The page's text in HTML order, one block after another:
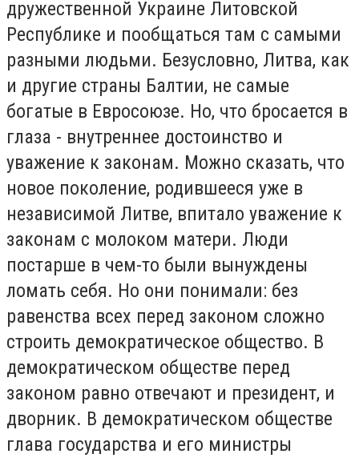
дружественной Украине Литовской
Республике и пообщаться там с самыми
разными людьми. Безусловно, Литва, как
и другие страны Балтии, не самые
богатые в Евросоюзе. Но, что бросается в
глаза - внутреннее достоинство и
уважение к законам. Можно сказать, что
новое поколение, родившееся уже в
независимой Литве, впитало уважение к
законам с молоком матери. Люди
постарше в чем-то были вынуждены
ломать себя. Но они понимали: без
равенства всех перед законом сложно
строить демократическое общество. В
демократическом обществе перед
законом равно отвечают и президент, и
дворник. В демократическом обществе
глава государства и его министры